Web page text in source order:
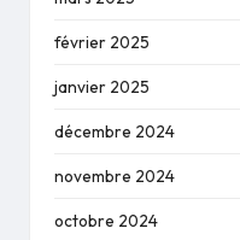
février 2025
janvier 2025
décembre 2024
novembre 2024
octobre 2024